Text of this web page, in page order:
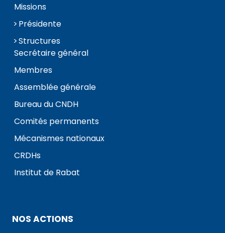
Missions
Présidente
Structures
Secrétaire général
Membres
Assemblée générale
Bureau du CNDH
Comités permanents
Mécanismes nationaux
CRDHs
Institut de Rabat
NOS ACTIONS